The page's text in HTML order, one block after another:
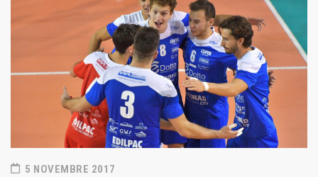
5 NOVEMBRE 2017